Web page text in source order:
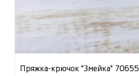
Пряжка-крючок "Змейка" 70655